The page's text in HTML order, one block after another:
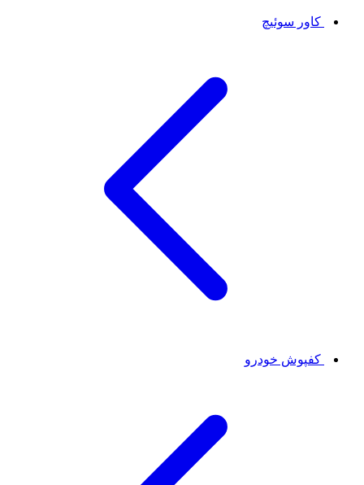
کاور سوئیچ
کفپوش خودرو